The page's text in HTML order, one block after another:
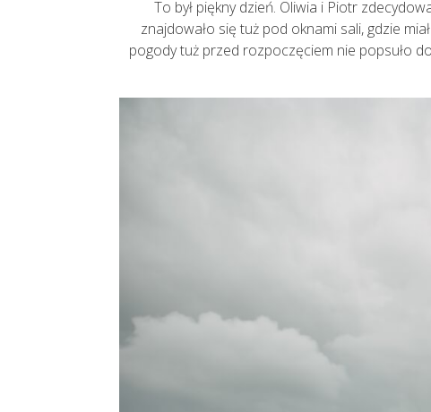
To był piękny dzień. Oliwia i Piotr
znajdowało się tuż pod oknami sali, gdzie
pogody tuż przed rozpoczęciem nie popsuło